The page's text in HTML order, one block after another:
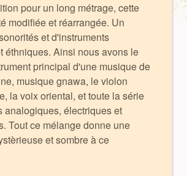
pour un long métrage, cette
modifiée et réarrangée. Un
et d'instruments
éthniques. Ainsi nous avons le
principal d'une musique de
musique gnawa, le violon
la voix oriental, et toute la série
analogiques, électriques et
Tout ce mélange donne une
et sombre à ce